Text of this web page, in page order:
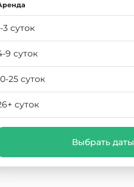
3 суток
9 суток
25 суток
суток
Выбрать даты